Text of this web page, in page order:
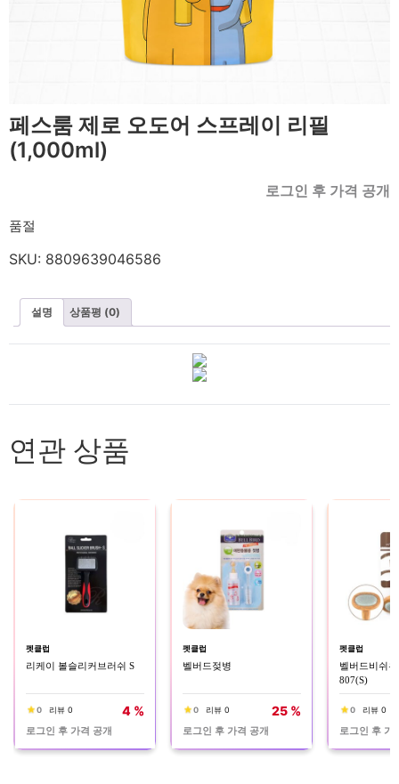
페스룸 제로 오도어 스프레이 리필
(1,000ml)
로그인 후 가격 공개
품절
SKU: 8809639046586
설명 상품평 (0)
연관 상품
펫클럽
리케이 볼슬리커브러쉬 S
0 리뷰 0 4 %
로그인 후 가격 공개
펫클럽
벨버드젖병
0 리뷰 0 25 %
로그인 후 가격 공개
펫클럽
벨버드비쉬
807(S)
0 리뷰 0
로그인 후 가